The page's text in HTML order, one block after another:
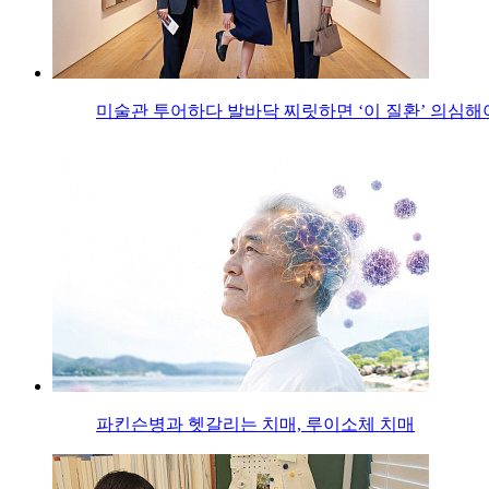
미술관 투어하다 발바닥 찌릿하면 ‘이 질환’ 의심해
파킨슨병과 헷갈리는 치매, 루이소체 치매